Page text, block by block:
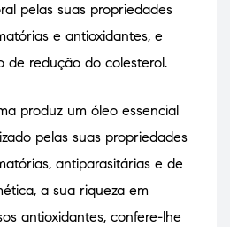
pelas suas propriedades
e antioxidantes, e
de redução do colesterol.
produz um óleo essencial
pelas suas propriedades
antiparasitárias e de
a sua riqueza em
antioxidantes, confere-lhe